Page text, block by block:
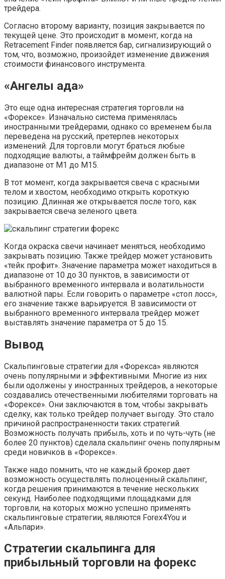
трейдера.
Согласно второму варианту, позиция закрывается по
текущей цене. Это происходит в момент, когда на
Retracement Finder появляется бар, сигнализирующий о
том, что, возможно, произойдет изменение движения
стоимости финансового инструмента.
«Ангелы ада»
Это еще одна интересная стратегия торговли на
«Форексе». Изначально система применялась
иностранными трейдерами, однако со временем была
переведена на русский, претерпев некоторых
изменений. Для торговли могут браться любые
подходящие валюты, а таймфрейм должен быть в
диапазоне от М1 до М15.
В тот момент, когда закрывается свеча с красными
телом и хвостом, необходимо открыть короткую
позицию. Длинная же открывается после того, как
закрывается свеча зеленого цвета.
Когда окраска свечи начинает меняться, необходимо
закрывать позицию. Также трейдер может установить
«тейк профит». Значение параметра может находиться в
диапазоне от 10 до 30 пунктов, в зависимости от
выбранного временного интервала и волатильности
валютной пары. Если говорить о параметре «стоп лосс»,
его значение также варьируется. В зависимости от
выбранного временного интервала трейдер может
выставлять значение параметра от 5 до 15.
Вывод
Скальпинговые стратегии для «Форекса» являются
очень популярными и эффективными. Многие из них
были одолжены у иностранных трейдеров, а некоторые
создавались отечественными любителями торговать на
«Форексе». Они заключаются в том, чтобы закрывать
сделку, как только трейдер получает выгоду. Это стало
причиной распространенности таких стратегий.
Возможность получать прибыль, хоть и по чуть-чуть (не
более 20 пунктов) сделала скальпинг очень популярным
среди новичков в «Форексе».
Также надо помнить, что не каждый брокер дает
возможность осуществлять полноценный скальпинг,
когда решения принимаются в течение нескольких
секунд. Наиболее подходящими площадками для
торговли, на которых можно успешно применять
скальпинговые стратегии, являются Forex4You и
«Альпари».
Стратегии скальпинга для
прибыльный торговли на форекс